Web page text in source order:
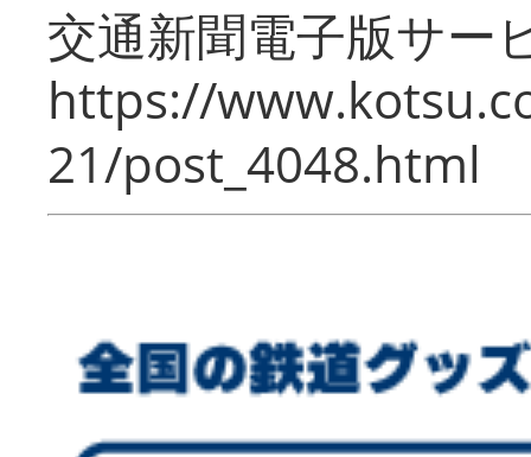
交通新聞電子版サー
https://
21/post_4048.html